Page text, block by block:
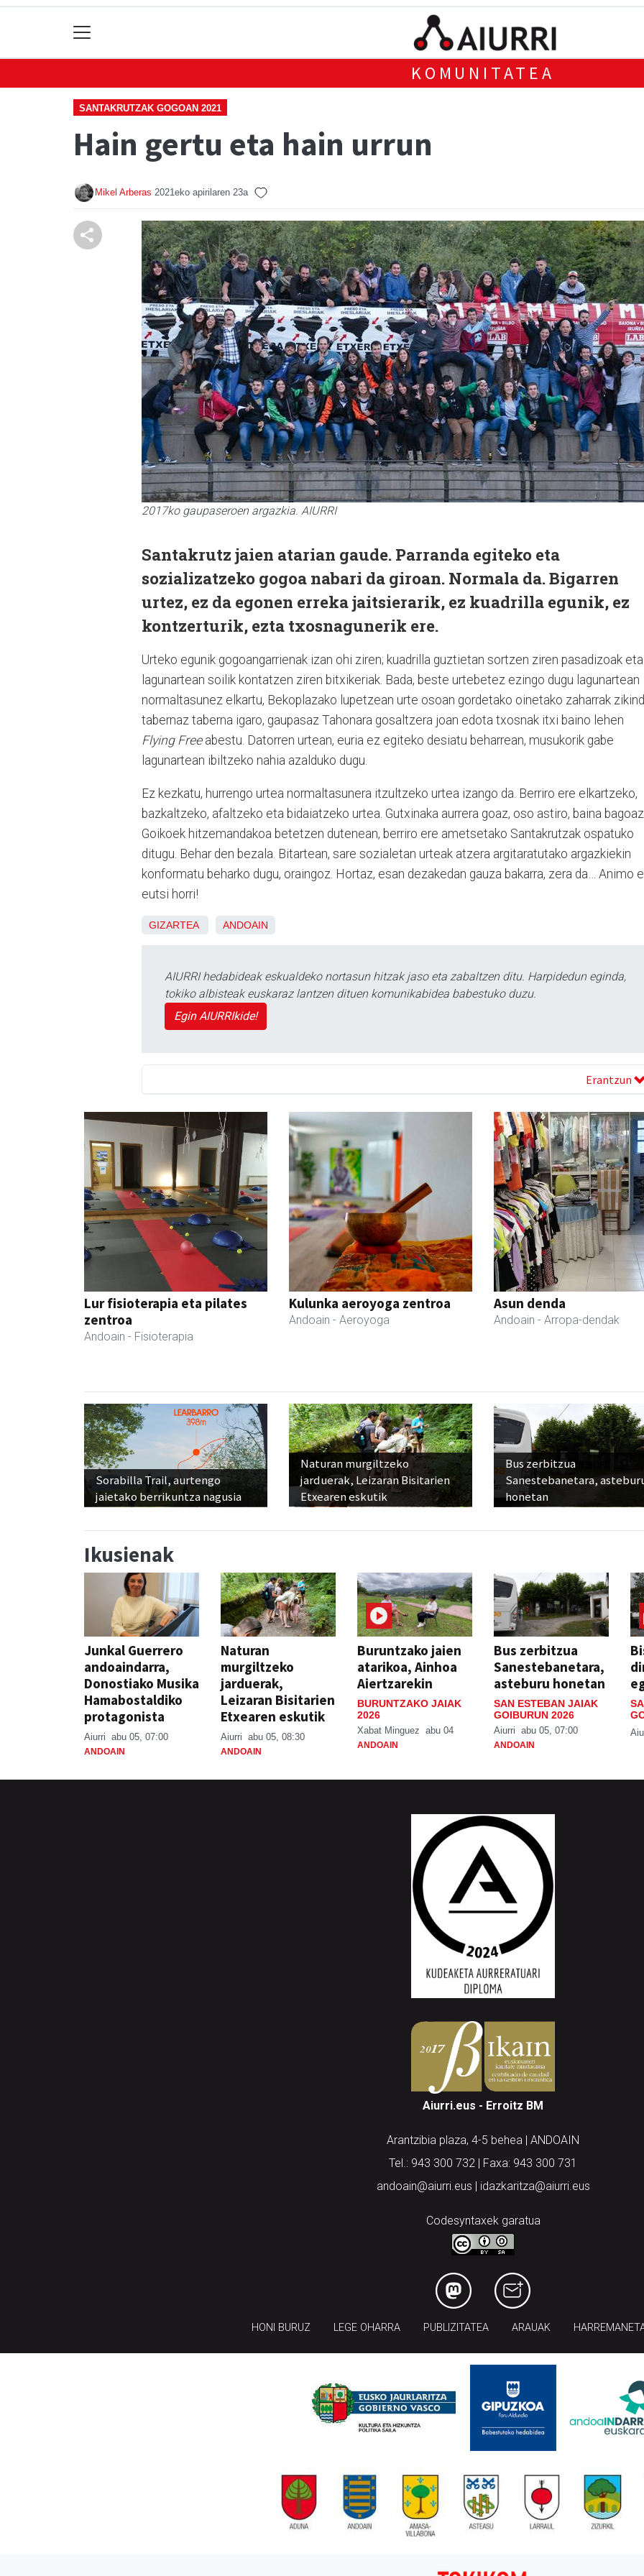
KOMUNITATEA
SANTAKRUTZAK GOGOAN 2021
Hain gertu eta hain urrun
Mikel Arberas 2021eko apirilaren 23a
2017ko gaupaseroen argazkia. AIURRI
Santakrutz jaien atarian gaude. Parranda egiteko eta
sozializatzeko gogoa nabari da giroan. Normala da. Bigarren
urtez, ez da egonen erreka jaitsierarik, ez kuadrilla egunik, ez
kontzerturik, ezta txosnagunerik ere.
Urteko egunik gogoangarrienak izan ohi ziren; kuadrilla guztietan sortzen ziren pasadizoak eta
lagunartean soilik kontatzen ziren bitxikeriak. Bada, beste urtebetez ezingo dugu lagunartean
normaltasunez elkartu, Bekoplazako lupetzean urte osoan gordetako oinetako zaharrak
tabernaz taberna igaro, gaupasaz Tahonara gosaltzera joan edota txosnak itxi baino lehen
Flying Freeabestu. Datorren urtean, euria ez egiteko desiatu beharrean, musukorik gabe
lagunartean ibiltzeko nahia azalduko dugu.
Ez kezkatu, hurrengo urtea normaltasunera itzultzeko urtea izango da. Berriro ere elkartzeko,
bazkaltzeko, afaltzeko eta bidaiatzeko urtea. Gutxinaka aurrera goaz, oso astiro, baina bagoaz.
Goikoek hitzemandakoa betetzen dutenean, berriro ere ametsetako Santakrutzak ospatuko
ditugu. Behar den bezala. Bitartean, sare sozialetan urteak atzera argitaratutako argazkiekin
konformatu beharko dugu, oraingoz. Hortaz, esan dezakedan gauza bakarra, zera da… Animo
eutsi horri!
GIZARTEA ANDOAIN
AIURRI hedabideak eskualdeko nortasun hitzak jaso eta zabaltzen ditu. Harpidedun eginda,
tokiko albisteak euskaraz lantzen dituen komunikabidea babestuko duzu.
Egin AIURRIkide!
Erantzun
Lur fisioterapia eta pilates
zentroa
Andoain - Fisioterapia
Kulunka aeroyoga zentroa
Andoain - Aeroyoga
Asun denda
Andoain - Arropa-dendak
Sorabilla Trail, aurtengo
jaietako berrikuntza nagusia
Naturan murgiltzeko
jarduerak, Leizaran Bisitarien
Etxearen eskutik
Bus zerbitzua
Sanestebanetara,
honetan
Ikusienak
Junkal Guerrero
andoaindarra,
Donostiako Musika
Hamabostaldiko
protagonista
Aiurri abu 05, 07:00
ANDOAIN
Naturan
murgiltzeko
jarduerak,
Leizaran Bisitarien
Etxearen eskutik
Aiurri abu 05, 08:30
ANDOAIN
Buruntzako jaien
atarikoa, Ainhoa
Aiertzarekin
BURUNTZAKO JAIAK
2026
Xabat Minguez abu 04
ANDOAIN
Bus zerbitzua
Sanestebanetara,
asteburu honetan
SAN ESTEBAN JAIAK
GOIBURUN 2026
Aiurri abu 05, 07:00
ANDOAIN
Aiurri.eus - Erroitz BM
Arantzibia plaza, 4-5 behea | ANDOAIN
Tel.: 943 300 732 | Faxa: 943 300 731
andoain@aiurri.eus | idazkaritza@aiurri.eus
Codesyntaxek garatua
HONI BURUZ LEGE OHARRA PUBLIZITATEA ARAUAK